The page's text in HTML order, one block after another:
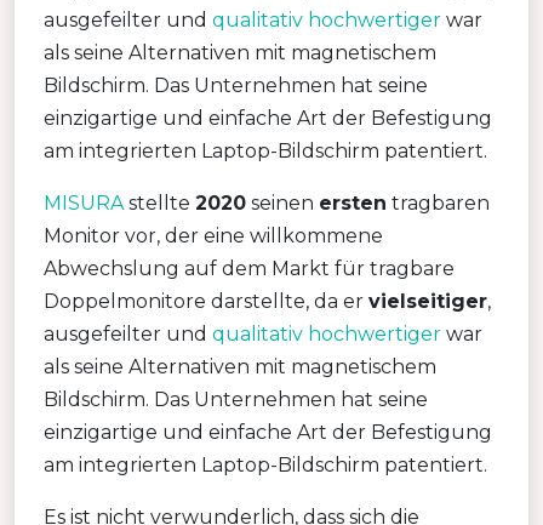
ausgefeilter und qualitativ hochwertiger war
als seine Alternativen mit magnetischem
Bildschirm. Das Unternehmen hat seine
einzigartige und einfache Art der Befestigung
am integrierten Laptop-Bildschirm patentiert.
MISURA stellte 2020 seinen ersten tragbaren
Monitor vor, der eine willkommene
Abwechslung auf dem Markt für tragbare
Doppelmonitore darstellte, da er vielseitiger,
ausgefeilter und qualitativ hochwertiger war
als seine Alternativen mit magnetischem
Bildschirm. Das Unternehmen hat seine
einzigartige und einfache Art der Befestigung
am integrierten Laptop-Bildschirm patentiert.
Es ist nicht verwunderlich, dass sich die